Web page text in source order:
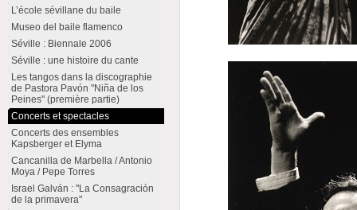
L’école sévillane du baile
Museo del baile flamenco
Séville : Biennale 2006
Séville : une histoire du cante
Les tangos dans la discographie
de Pastora Pavón "Niña de los
Peines" (première partie)
Concerts et spectacles
Concerts des ensembles
Kapsberger et Elyma
Cancanilla de Marbella / Antonio
Moya / Pepe Torres
Israel Galván : "La Consagración
de la primavera"